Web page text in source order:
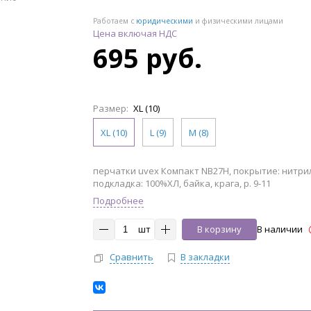
Работаем с юридическими и физическими лицами
Цена включая НДС
695 руб.
Размер: XL (10)
XL (10)
L (9) M (8)
перчатки uvex Компакт NB27H, покрытие:
подкладка: 100%ХЛ, байка, крага, р. 9-11
Подробнее
шт В корзину В наличии
Сравнить В закладки